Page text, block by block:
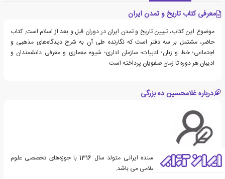
معرفی کتاب تاریخ و تمدن ایران
موضوع این کتاب، تبیین تاریخ و تمدن ایران در دوران قبل و بعد از اسلام است. کتاب
حاضر، مشتمل بر سه دفتر است که نگارنده طی آن به شرح دیدگاه‌های مذهبی و
اجتماعی؛ خط و زبان؛ ادبیات؛ سازمان اداری؛ شیوه معماری و معرفی دانشمندان و
ادیبان هر دوره تا زمان صفویان پرداخته است.
درباره غلامحسین ده بزرگی
غلامحسین ده بزرگی نویسنده ایرانی متولد سال 1316 با حوزه‌های تخصصی علوم
اسلامی، تصوف و عرفان اسلامی می باشد.